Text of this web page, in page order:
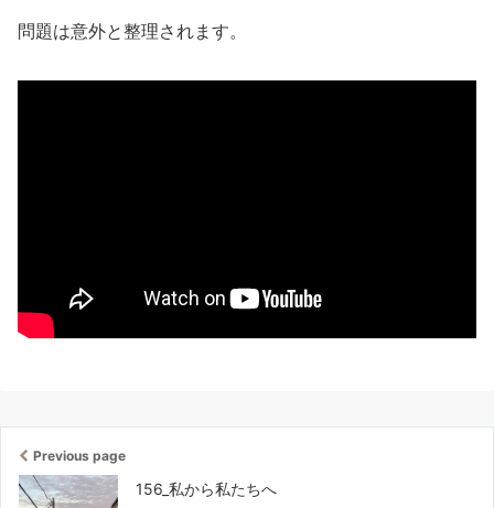
問題は意外と整理されます。
Previous page
156_私から私たちへ